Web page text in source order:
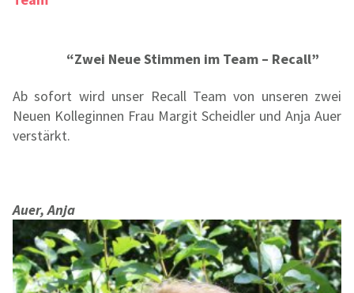
“Zwei Neue Stimmen im Team – Recall”
Ab sofort wird unser Recall Team von unseren zwei
Neuen Kolleginnen Frau Margit Scheidler und Anja Auer
verstärkt.
Auer, Anja